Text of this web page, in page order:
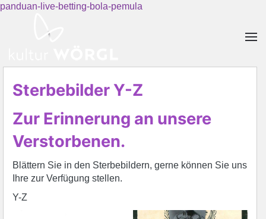
panduan-live-betting-bola-pemula
Sterbebilder Y-Z
Zur Erinnerung an unsere
Verstorbenen.
Blättern Sie in den Sterbebildern, gerne können Sie uns
Ihre zur Verfügung stellen.
Y-Z